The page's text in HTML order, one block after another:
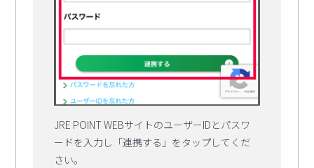
JRE POINT WEBサイトのユーザーIDとパスワ
ードを入力し「連携する」をタップしてくだ
さい。